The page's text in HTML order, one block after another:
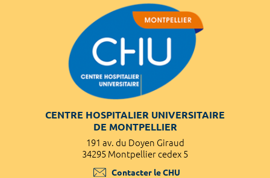
CENTRE HOSPITALIER UNIVERSITAIRE
DE MONTPELLIER
191 av. du Doyen Giraud
34295 Montpellier cedex 5
Contacter le CHU